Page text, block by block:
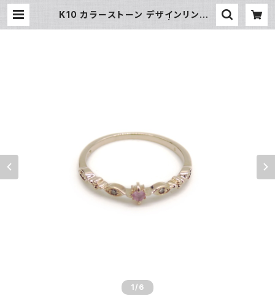
K10 カラーストーン デザインリング 1
1 /6